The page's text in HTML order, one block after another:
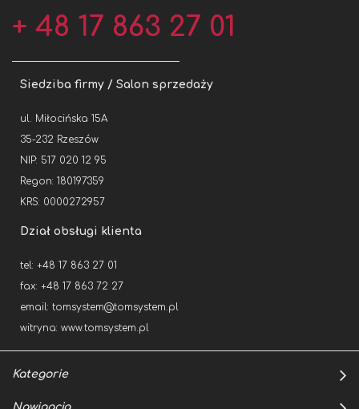
+ 48 17 863 27 01
Siedziba firmy / Salon sprzedaży
ul. Miłocińska 15A
35-232 Rzeszów
NIP: 517 020 12 95
Regon: 180197359
KRS: 0000272957
Dział obsługi klienta
tel: +48 17 863 27 01
fax: +48 17 863 72 27
email: tomsystem@tomsystem.pl
witryna: www.tomsystem.pl
Kategorie